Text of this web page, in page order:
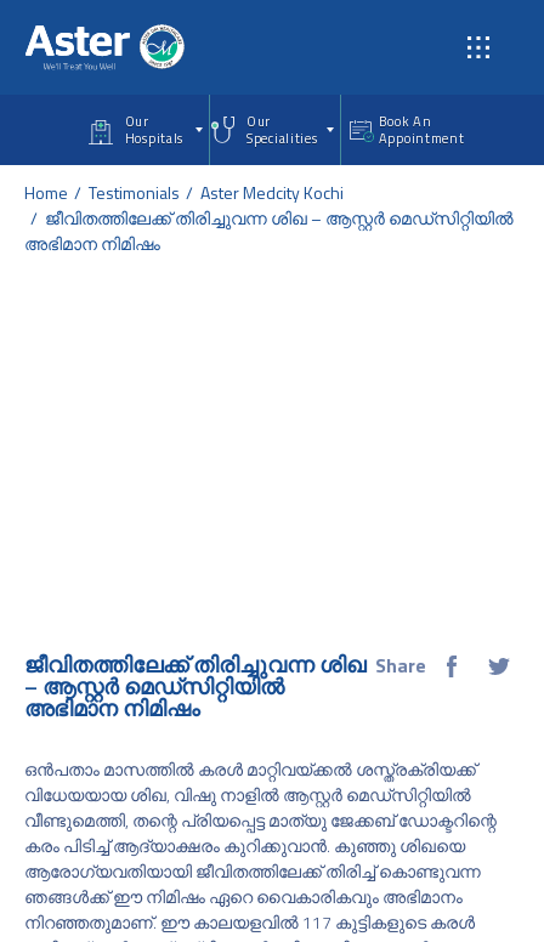
Our
Hospitals
Our
Specialities
Book An
Appointment
Home Testimonials
Aster Medcity Kochi
ജീവിതത്തിലേക്ക് തിരിച്ചുവന്ന ശിഖ – ആസ്റ്റർ മെഡ്സിറ്റിയിൽ
അഭിമാന നിമിഷം
ജീവിതത്തിലേക്ക് തിരിച്ചുവന്ന ശിഖ
– ആസ്റ്റർ മെഡ്സിറ്റിയിൽ
അഭിമാന നിമിഷം
Share
ഒൻപതാം മാസത്തിൽ കരൾ മാറ്റിവയ്‌ക്കൽ ശസ്ത്രക്രിയക്ക്
വിധേയയായ ശിഖ, വിഷു നാളിൽ ആസ്റ്റർ മെഡ്സിറ്റിയിൽ
വീണ്ടുമെത്തി, തന്റെ പ്രിയപ്പെട്ട മാത്യു ജേക്കബ് ഡോക്ടറിന്റെ
കരം പിടിച്ച് ആദ്യാക്ഷരം കുറിക്കുവാൻ. കുഞ്ഞു ശിഖയെ
ആരോഗ്യവതിയായി ജീവിതത്തിലേക്ക് തിരിച്ച് കൊണ്ടുവന്ന
ഞങ്ങൾക്ക് ഈ നിമിഷം ഏറെ വൈകാരികവും അഭിമാനം
നിറഞ്ഞതുമാണ്. ഈ കാലയളവിൽ 117 കുട്ടികളുടെ കരൾ